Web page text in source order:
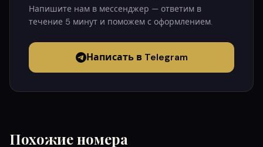
Напишите нам в мессенджер — ответим в
течение 5 минут и поможем с оформлением.
Написать в Telegram
Похожие номера